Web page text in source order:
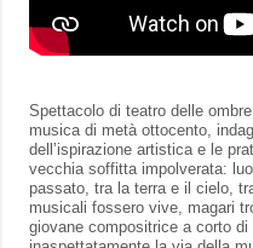
Spettacolo di teatro delle
musica di metà ottocento,
dell’ispirazione artistica e le
vecchia soffitta impolverata:
passato, tra la terra e il cielo,
musicali fossero vive, magari
giovane compositrice a corto